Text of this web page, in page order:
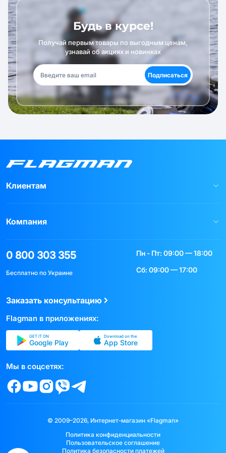
Будь в курсе!
Получай первым товары по выгодным ценам,
узнавай об акциях и новинках
Подписаться
Клиентам
Компания
0 800 303 355
Бесплатно по Украине
Пн - Пт: 09:00 — 18:00
Сб: 09:00 — 17:00
Заказать консультацию
Flagman в приложениях:
GET IT ON
Google Play
Download on the
App Store
Мы в соцсетях:
© 2009–2026, Интернет-магазин «Flagman»
Политика конфиденциальности
Пользовательское соглашение
Политика безопасности платежей